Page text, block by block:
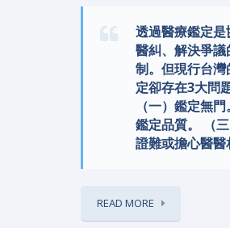
透過醫療鑑定是
醫糾、解決爭議
制。但現行台灣
定卻存在3大問
（一）鑑定無門
鑑定品質。 （
證難或擔心醫醫
READ MORE